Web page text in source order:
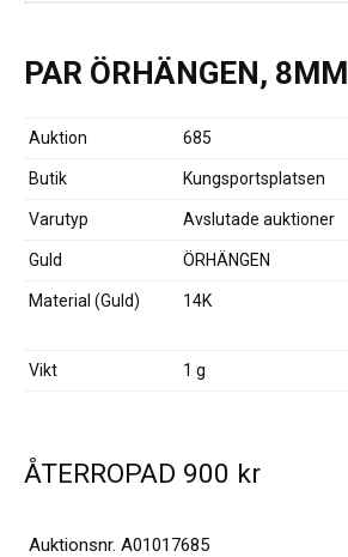
PAR ÖRHÄNGEN, 8MM
Auktion 685
Butik Kungsportsplatsen
Varutyp Avslutade auktioner
Guld ÖRHÄNGEN
Material (Guld) 14K
Vikt 1 g
ÅTERROPAD 900 kr
Auktionsnr. A01017685